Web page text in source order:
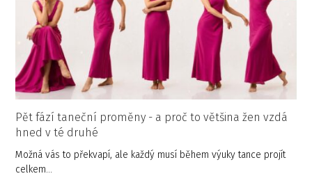
Pět fází taneční proměny - a proč to většina žen vzdá
hned v té druhé
Možná vás to překvapí, ale každý musí během výuky tance projít
celkem…